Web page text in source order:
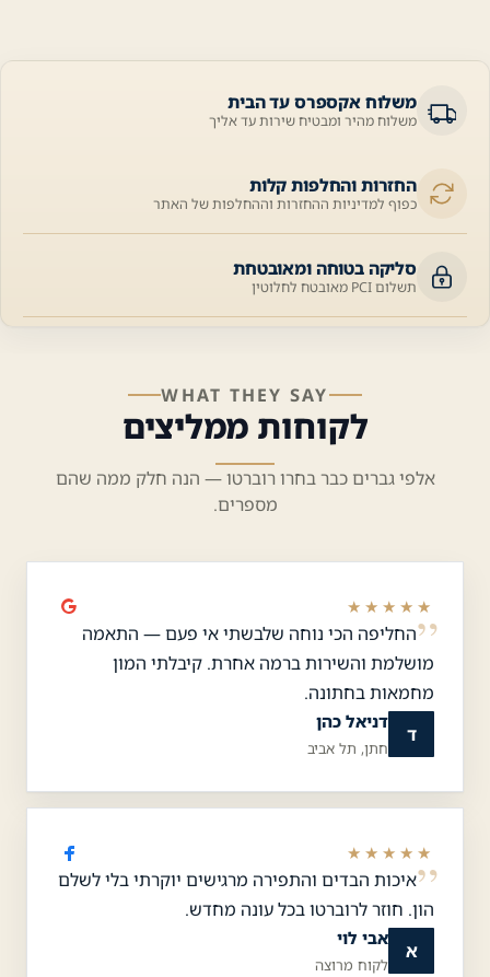
משלוח אקספרס עד הבית
משלוח מהיר ומבטיח שירות עד אליך
החזרות והחלפות קלות
כפוף למדיניות ההחזרות וההחלפות של האתר
סליקה בטוחה ומאובטחת
תשלום PCI מאובטח לחלוטין
WHAT THEY SAY
לקוחות ממליצים
אלפי גברים כבר בחרו רוברטו — הנה חלק ממה שהם
מספרים.
★★★★★
החליפה הכי נוחה שלבשתי אי פעם — התאמה
מושלמת והשירות ברמה אחרת. קיבלתי המון
מחמאות בחתונה.
ד
דניאל כהן
חתן, תל אביב
★★★★★
איכות הבדים והתפירה מרגישים יוקרתי בלי לשלם
הון. חוזר לרוברטו בכל עונה מחדש.
א
אבי לוי
לקוח מרוצה